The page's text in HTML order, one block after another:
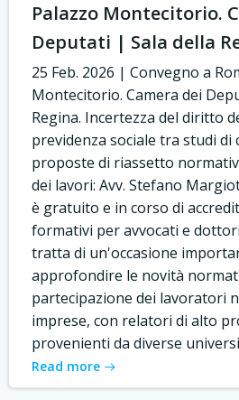
Palazzo Montecitorio.
Deputati | Sala della
25 Feb. 2026 | Convegno a
Montecitorio. Camera dei
Regina. Incertezza del diritto
previdenza sociale tra studi di
proposte di riassetto
dei lavori: Avv. Stefano
è gratuito e in corso di
formativi per avvocati e
tratta di un'occasione
approfondire le novità
partecipazione dei lavoratori
imprese, con relatori di alto
provenienti da diverse
Read more